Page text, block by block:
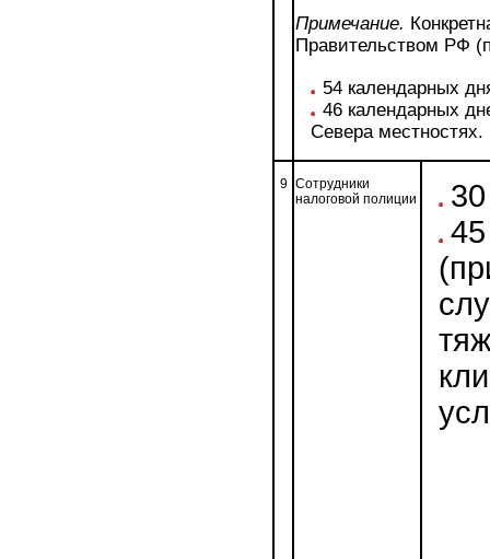
Примечание.
Правительством РФ
54 календарных
46 календарных
Севера местностях.
9 Сотрудники
налоговой полиции